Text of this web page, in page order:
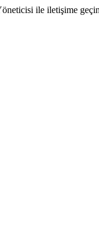
ile iletişime